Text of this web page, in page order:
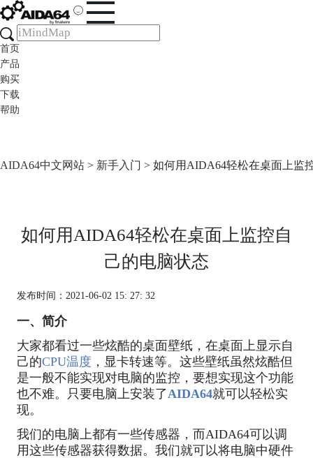
首页
产品
购买
下载
帮助
AIDA64中文网站 > 新手入门 > 如何用AIDA64轻松在桌面上监
如何用AIDA64轻松在桌面上监控自
己的电脑状态
发布时间：2021-06-02 15: 27: 32
一、简介
大家都看过一些炫酷的桌面壁纸，在桌面上显示自
己的CPU温度 ，显卡转速等。这些壁纸虽然炫酷但
是一般不能实现对电脑的监控，要想实现这个功能
也不难。只要电脑上安装了AIDA64就可以轻松实
现。
我们的电脑上都有一些传感器，而AIDA64可以调
用这些传感器获得数据。我们就可以将电脑中硬件